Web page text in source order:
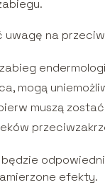
uwagę na
mogą
muszą
efekty.